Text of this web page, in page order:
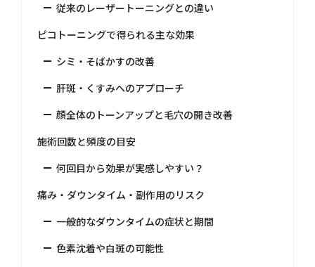
従来のレーザートーニングとの違い
ピコトーニングで得られる主な効果
シミ・そばかすの改善
肝斑・くすみへのアプローチ
顔全体のトーンアップと毛穴の開き改善
施術回数と頻度の目安
何回目から効果が実感しやすい？
痛み・ダウンタイム・副作用のリスク
一般的なダウンタイムの症状と期間
色素沈着や白斑の可能性